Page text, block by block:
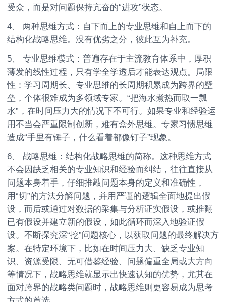
受众，而是对问题保持亢奋的“进攻”状态。
4、 两种思维方式：自下而上的专业思维和自上而下的
结构化战略思维。没有优劣之分，彼此互为补充。
5、 专业思维模式：普遍存在于主流教育体系中，厚积
薄发的线性过程，只有学全学透后才能表达观点。局限
性：学习周期长、专业思维的长周期积累成为跨界的壁
垒，个体很难成为多领域专家。“把海水煮热而取一瓢
水”，在时间压力大的情况下不可行。如果专业和经验运
用不当会严重限制创新，难有盒外思维。专家习惯思维
造成“手里有锤子，什么看着都像钉子”现象。
6、 战略思维：结构化战略思维的简称。这种思维方式
不会因缺乏相关的专业知识和经验而纠结，往往直接从
问题本身着手，仔细推敲问题本身的定义和准确性，
用“切”的方法分解问题，并用严谨的逻辑全面地提出假
设，而后或通过对数据的采集与分析证实假设，或推翻
已有假设并建立新的假设，如此循环而深入地验证假
设。不断探究深“挖”问题核心，以获取问题的最终解决方
案。在特定环境下，比如在时间压力大、缺乏专业知
识、资源受限、无可借鉴经验、问题偏重全局或大方向
等情况下，战略思维就显示出快速认知的优势，尤其在
面对跨界的战略类问题时，战略思维则更容易成为思考